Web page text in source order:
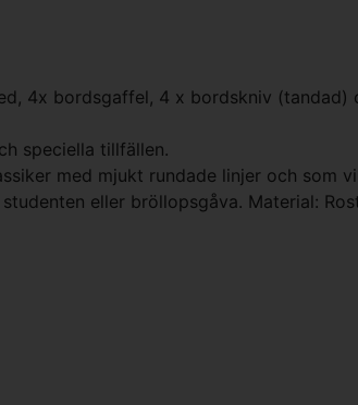
4x bordsgaffel, 4 x bordskniv (tandad)
speciella tillfällen.
med mjukt rundade linjer och som
eller bröllopsgåva. Material: